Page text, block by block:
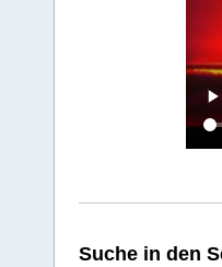
Suche in den